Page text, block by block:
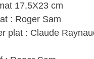
17,5X23 cm
: Roger Sam
plat : Claude